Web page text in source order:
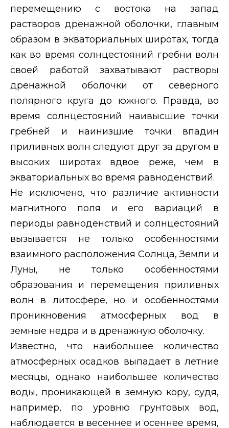
перемещению с востока на запад
растворов дренажной оболочки, главным
образом в экваториальных широтах, тогда
как во время солнцестояний гребни волн
своей работой захватывают растворы
дренажной оболочки от северного
полярного круга до южного. Правда, во
время солнцестояний наивысшие точки
гребней и наинизшие точки впадин
приливных волн следуют друг за другом в
высоких широтах вдвое реже, чем в
экваториальных во время равноденствий.
Не исключено, что различие активности
магнитного поля и его вариаций в
периоды равноденствий и солнцестояний
вызывается не только особенностями
взаимного расположения Солнца, Земли и
Луны, не только особенностями
образования и перемещения приливных
волн в литосфере, но и особенностями
проникновения атмосферных вод в
земные недра и в дренажную оболочку.
Известно, что наибольшее количество
атмосферных осадков выпадает в летние
месяцы, однако наибольшее количество
воды, проникающей в земную кору, судя,
например, по уровню грунтовых вод,
наблюдается в весеннее и осеннее время,